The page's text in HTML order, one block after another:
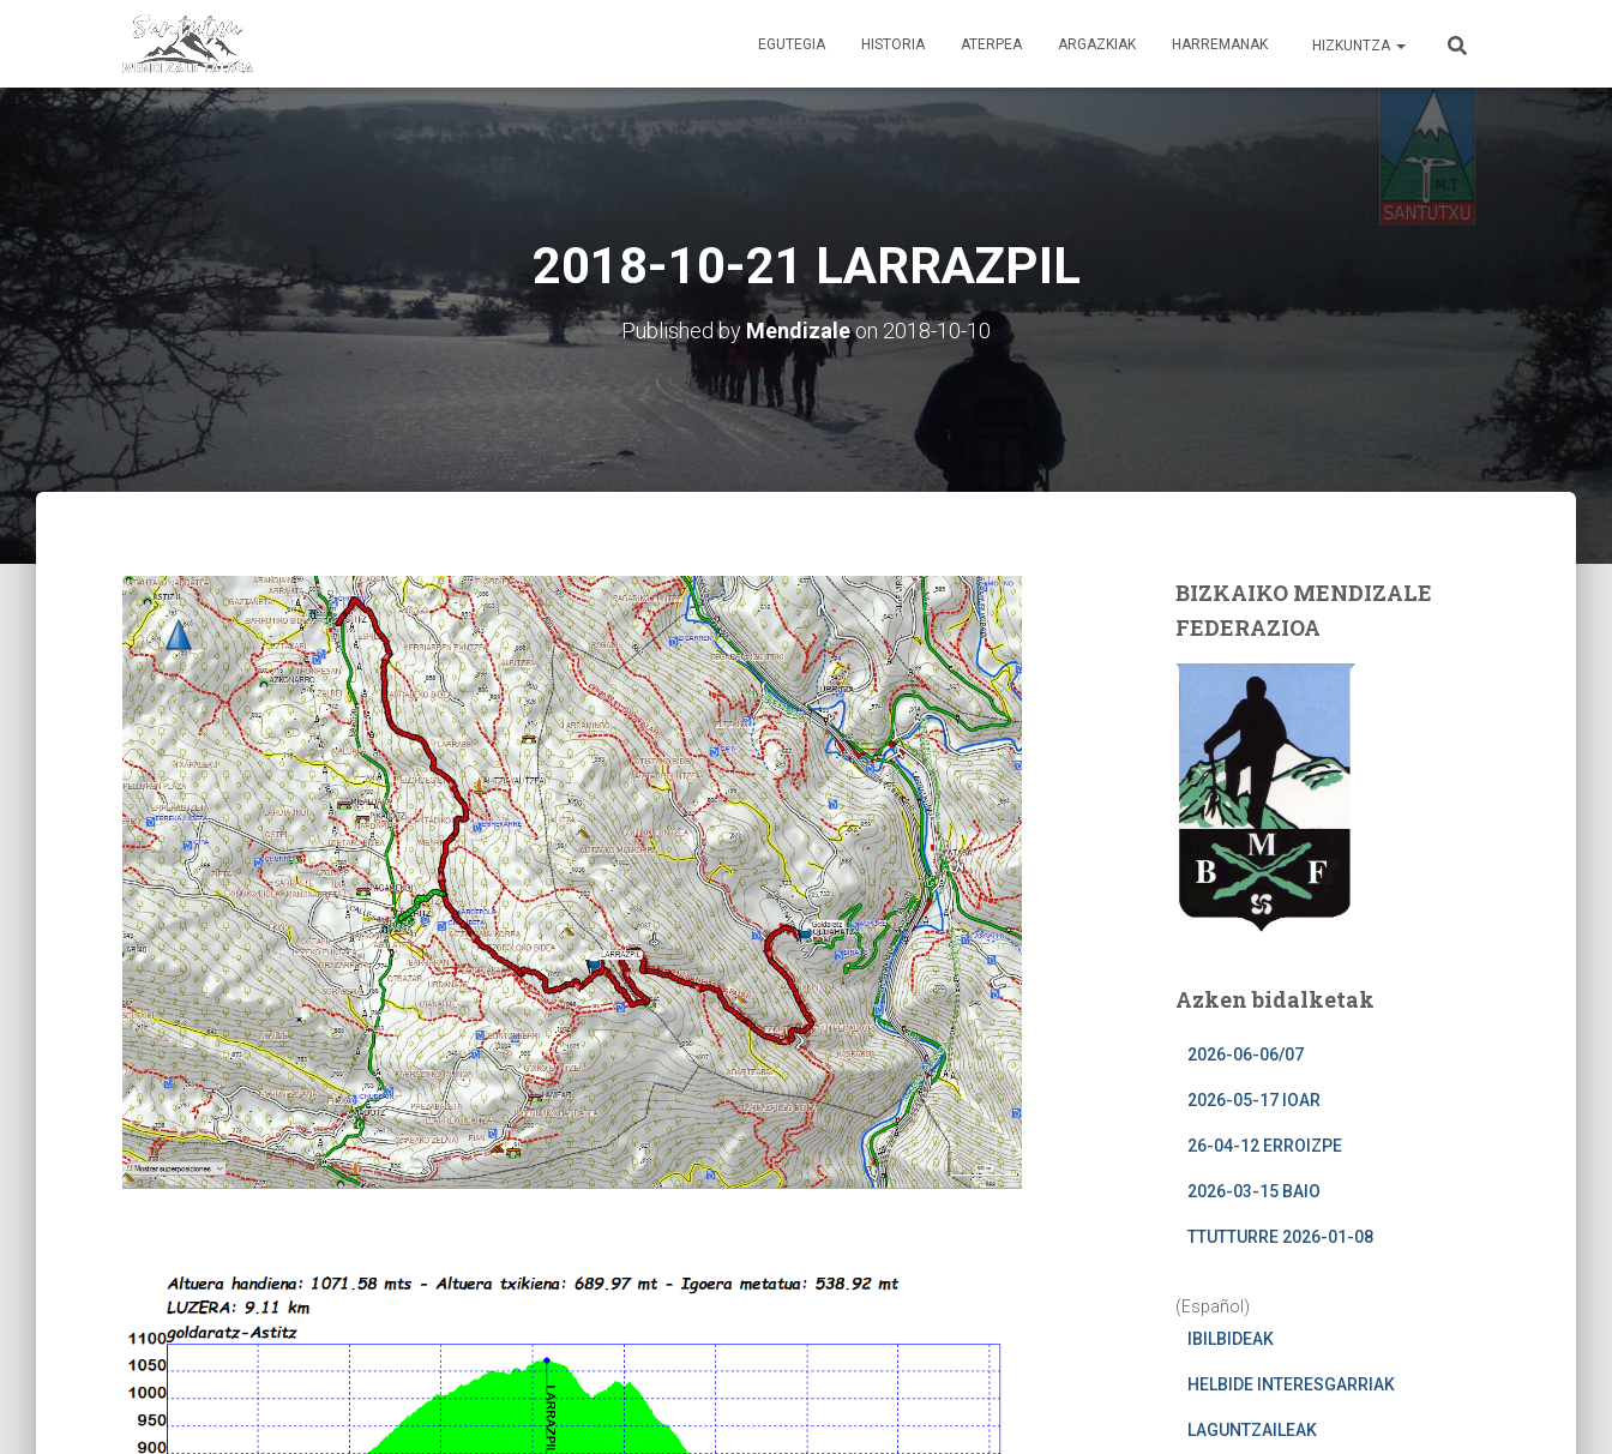
EGUTEGIA HISTORIA ATERPEA ARGAZKIAK HARREMANAK HIZKUNTZA
2018-10-21 LARRAZPIL
Published by Mendizaleon 2018-10-10
BIZKAIKO MENDIZALE
FEDERAZIOA
Azken bidalketak
2026-06-06/07
2026-05-17 IOAR
26-04-12 ERROIZPE
2026-03-15 BAIO
TTUTTURRE 2026-01-08
(Español)
IBILBIDEAK
HELBIDE INTERESGARRIAK
LAGUNTZAILEAK